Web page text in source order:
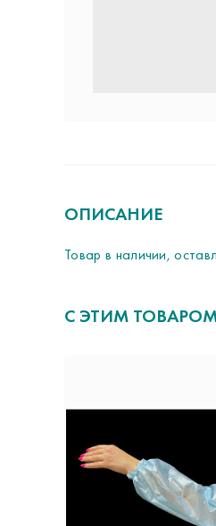
ОПИСАНИЕ
Товар в наличии,
С ЭТИМ